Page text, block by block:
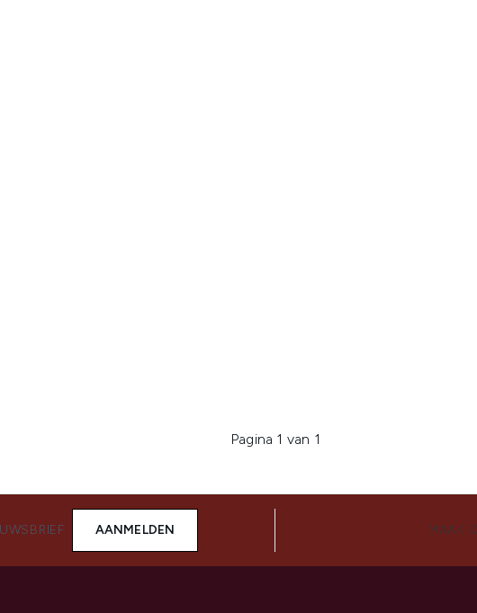
Pagina 1 van 1
AANMELDEN MAAK